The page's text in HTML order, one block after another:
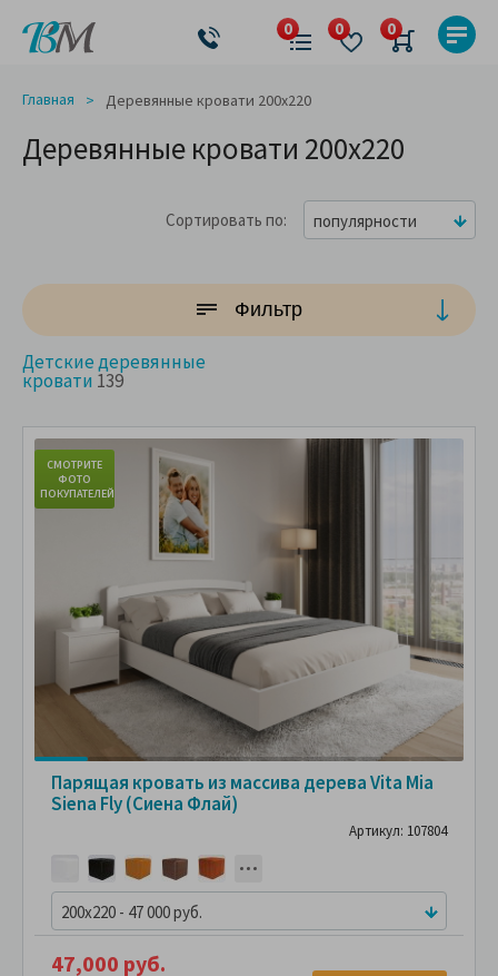
Главная Деревянные кровати 200x220
Деревянные кровати 200x220
Сортировать по популярности
Фильтр
Детские деревянные
кровати 139
СМОТРИТЕ
ФОТО
ПОКУПАТЕЛЕЙ
Парящая кровать из массива дерева Vita Mia
Siena Fly (Сиена Флай)
Артикул: 107804
200x220 - 47 000 руб.
47,000 руб.